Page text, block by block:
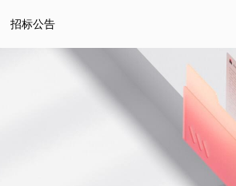
招标公告
IAM